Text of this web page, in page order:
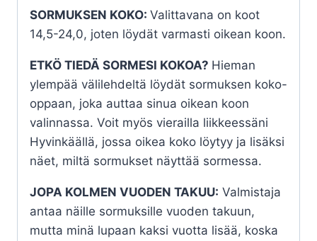
SORMUKSEN KOKO: Valittavana on koot
14,5-24,0, joten löydät varmasti oikean koon.
ETKÖ TIEDÄ SORMESI KOKOA? Hieman
ylempää välilehdeltä löydät sormuksen koko-
oppaan, joka auttaa sinua oikean koon
valinnassa. Voit myös vierailla liikkeessäni
Hyvinkäällä, jossa oikea koko löytyy ja lisäksi
näet, miltä sormukset näyttää sormessa.
JOPA KOLMEN VUODEN TAKUU: Valmistaja
antaa näille sormuksille vuoden takuun,
mutta minä lupaan kaksi vuotta lisää, koska